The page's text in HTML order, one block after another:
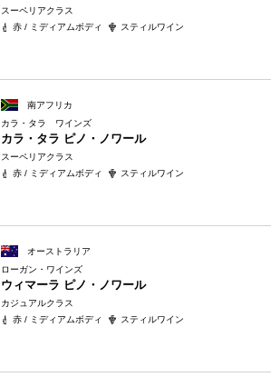
スーペリアクラス
赤 / ミディアムボディ
スティルワイン
南アフリカ
カラ・タラ ワインズ
カラ・タラ ピノ・ノワール
スーペリアクラス
赤 / ミディアムボディ
スティルワイン
オーストラリア
ローガン・ワインズ
ウィマーラ ピノ・ノワール
カジュアルクラス
赤 / ミディアムボディ
スティルワイン